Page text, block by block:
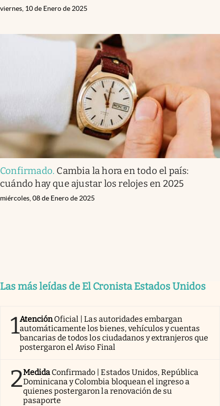
viernes, 10 de Enero de 2025
Confirmado. Cambia la hora en todo el país:
cuándo hay que ajustar los relojes en 2025
miércoles, 08 de Enero de 2025
Las más leídas de El Cronista Estados Unidos
1AtenciónOficial | Las autoridades embargan
automáticamente los bienes, vehículos y cuentas
bancarias de todos los ciudadanos y extranjeros que
postergaron el Aviso Final
2Medida Confirmado | Estados Unidos, República
Dominicana y Colombia bloquean el ingreso a
quienes postergaron la renovación de su
pasaporte